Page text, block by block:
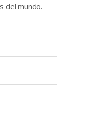
del mundo.